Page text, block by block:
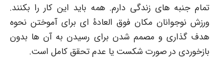
تمام جنبه های زندگی دارم. همه باید این کار را بکنند.
ورزش نوجوانان مکان فوق العادۀ ای برای آموختن نحوه
هدف گذاری و مصمم شدن برای رسیدن به آن ها بدون
بازخوردی در صورت شکست یا عدم تحقق کامل است.